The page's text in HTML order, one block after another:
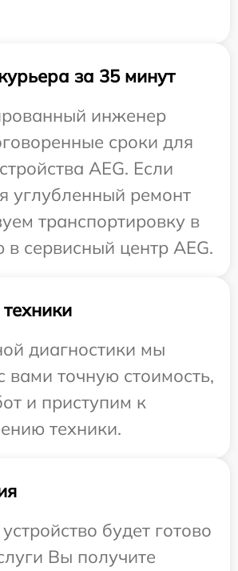
за 35 минут
инженер
сроки для
AEG. Если
углубленный ремонт
транспортировку в
в сервисный центр AEG.
диагностики мы
вами точную стоимость,
и приступим к
техники.
будет готово
Вы получите